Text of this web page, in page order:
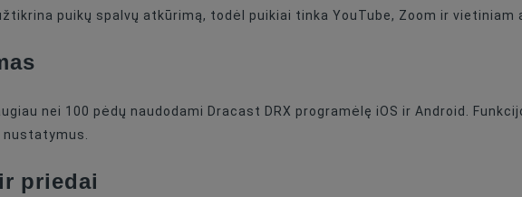
puikų spalvų atkūrimą, todėl puikiai tinka YouTube, Zoom ir vietiniam
nei 100 pėdų naudodami Dracast DRX programėlę iOS ir Android.
priedai